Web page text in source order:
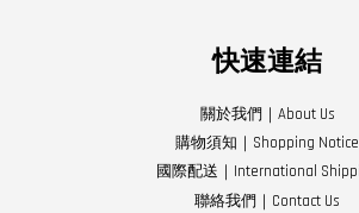
快速連結
關於我們｜About Us
購物須知｜Shopping Notice
國際配送｜International
聯絡我們｜Contact Us